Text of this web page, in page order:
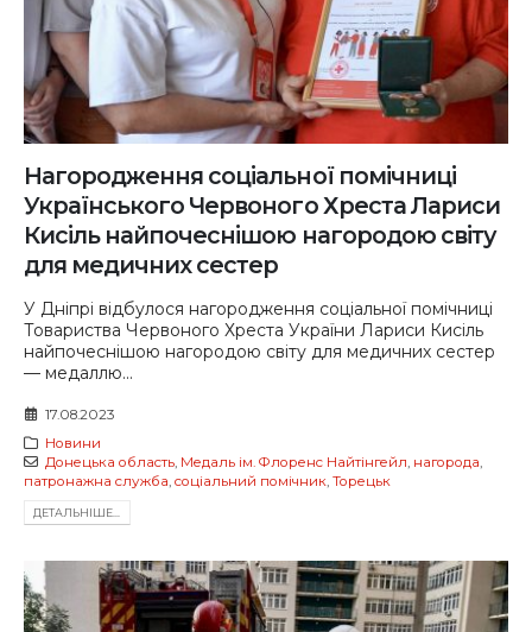
Нагородження соціальної помічниці
Українського Червоного Хреста Лариси
Кисіль найпочеснішою нагородою світу
для медичних сестер
У Дніпрі відбулося нагородження соціальної помічниці
Товариства Червоного Хреста України Лариси Кисіль
найпочеснішою нагородою світу для медичних сестер
— медаллю...
17.08.2023
Новини
Донецька область, Медаль ім. Флоренс Найтінгейл, нагорода,
патронажна служба, соціальний помічник, Торецьк
ДЕТАЛЬНIШЕ...